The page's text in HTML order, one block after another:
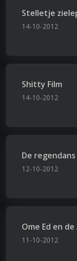
Stelletje
14-10-2012
Shitty Film
14-10-2012
De
12-10-2012
Ome Ed en
11-10-2012